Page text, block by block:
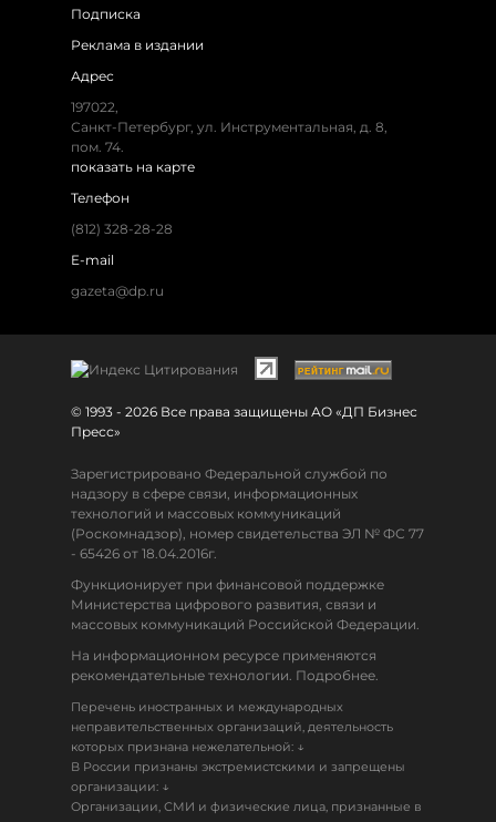
Подписка
Реклама в издании
Адрес
197022,
Санкт-Петербург, ул. Инструментальная, д. 8,
пом. 74.
показать на карте
Телефон
(812) 328-28-28
E-mail
gazeta@dp.ru
© 1993 - 2026 Все права защищены АО «ДП Бизнес
Пресс»
Зарегистрировано Федеральной службой по
надзору в сфере связи, информационных
технологий и массовых коммуникаций
(Роскомнадзор), номер свидетельства ЭЛ № ФС 77
- 65426 от 18.04.2016г.
Функционирует при финансовой поддержке
Министерства цифрового развития, связи и
массовых коммуникаций Российской Федерации.
На информационном ресурсе применяются
рекомендательные технологии. Подробнее.
Перечень иностранных и международных
неправительственных организаций, деятельность
которых признана нежелательной: ↓
В России признаны экстремистскими и запрещены
организации: ↓
Организации, СМИ и физические лица, признанные в